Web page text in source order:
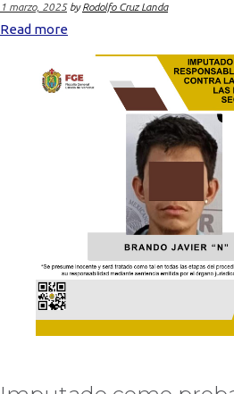
1 marzo, 2025 byRodolfo Cruz Landa
Read more